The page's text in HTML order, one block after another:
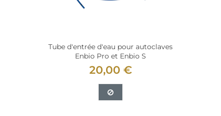
Tube d'entrée d'eau pour autoclaves
Enbio Pro et Enbio S
20,00 €